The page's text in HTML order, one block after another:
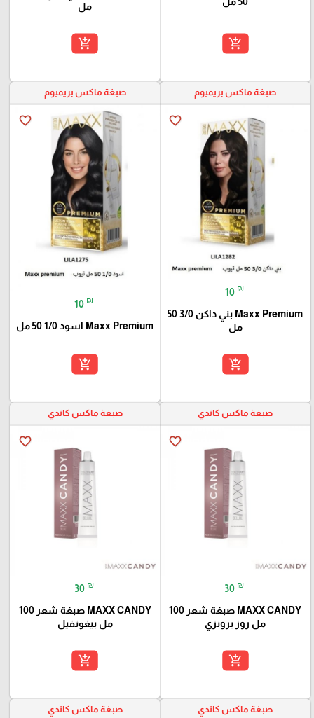
add_shopping_cart
مل
add_shopping_cart
صبغة ماكس بريميوم
favorite_border
10 ₪
Maxx Premium بني داكن 3/0 50
مل
add_shopping_cart
صبغة ماكس بريميوم
favorite_border
10 ₪
Maxx Premium اسود 1/0 50 مل
add_shopping_cart
صبغة ماكس كاندي
favorite_border
30 ₪
MAXX CANDY صبغة شعر 100
مل روز برونزي
add_shopping_cart
صبغة ماكس كاندي
favorite_border
30 ₪
MAXX CANDY صبغة شعر 100
مل بيغونفيل
add_shopping_cart
صبغة ماكس كاندي صبغة ماكس كاندي